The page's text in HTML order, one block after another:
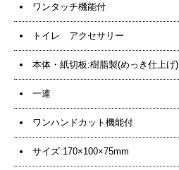
ワンタッチ機能付
トイレ アクセサリー
本体・紙切板:樹脂製(めっき仕上げ)
一連
ワンハンドカット機能付
サイズ:170×100×75mm